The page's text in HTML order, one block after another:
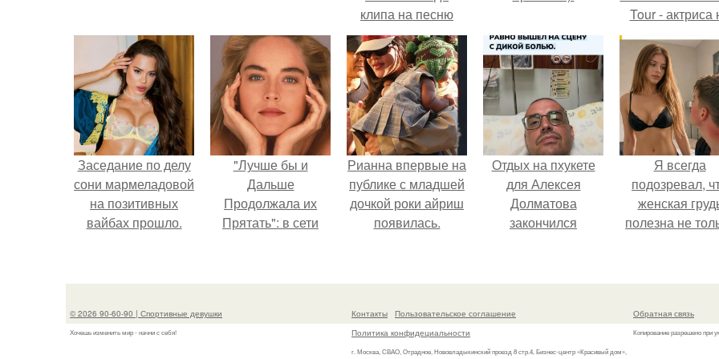
клипа на песню
Petal.
Tour - актриса
только
кадре, но и
выступила в
сорежиссёра
проекта.
Заседание по делу
сони мармеладовой
на позитивных
вайбах прошло.
"Лучше бы и
Дальше
Продолжала их
Прятать": в сети
Шерон стоун.
Рианна впервые на
публике с младшей
дочкой роки айриш
появилась.
Отдых на пхукете
для Алексея
Долматова
закончился
падения в бассейн.
Я всегда
подозревал,
женская
полезна не
этому научное
объяснение.
© 2026 90-60-90 | Спортивные девушки
Хочешь изменить мир - начни с себя!
Контакты
Пользовательское соглашение
Политика конфидециальности
г. Москва, СВАО, Отрадное, Нововладыкинский проезд 8 стр.4, Бизнес-центр «Красивый дом»,
Обратная связь
Копирование разрешено при